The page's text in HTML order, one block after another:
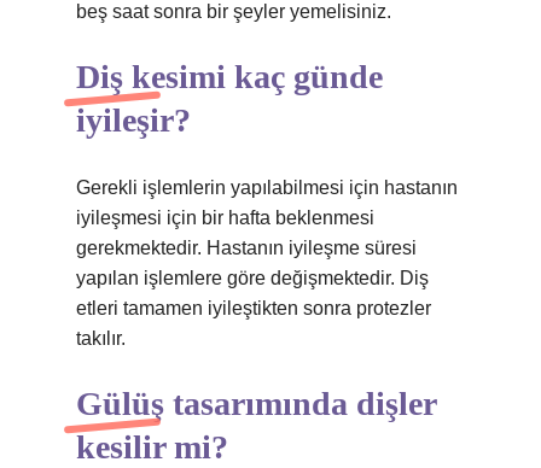
beş saat sonra bir şeyler yemelisiniz.
Diş kesimi kaç günde
iyileşir?
Gerekli işlemlerin yapılabilmesi için hastanın
iyileşmesi için bir hafta beklenmesi
gerekmektedir. Hastanın iyileşme süresi
yapılan işlemlere göre değişmektedir. Diş
etleri tamamen iyileştikten sonra protezler
takılır.
Gülüş tasarımında dişler
kesilir mi?